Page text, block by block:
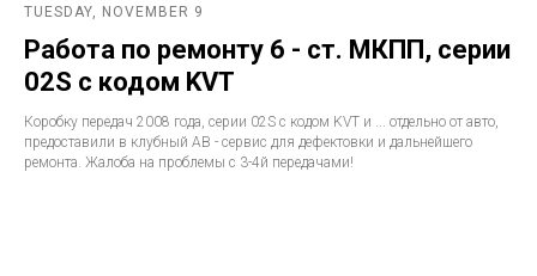
TUESDAY, NOVEMBER 9
Работа по ремонту 6 - ст. МКПП, серии
02S с кодом KVT
Коробку передач 2008 года, серии 02S с кодом KVT и ... отдельно от авто,
предоставили в клубный АВ - сервис для дефектовки и дальнейшего
ремонта. Жалоба на проблемы с 3-4й передачами!